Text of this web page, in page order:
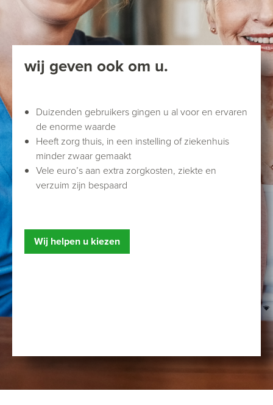
wij geven ook om u.
Duizenden gebruikers gingen u al voor en ervaren
de enorme waarde
Heeft zorg thuis, in een instelling of ziekenhuis
minder zwaar gemaakt
Vele euro’s aan extra zorgkosten, ziekte en
verzuim zijn bespaard
Wij helpen u kiezen